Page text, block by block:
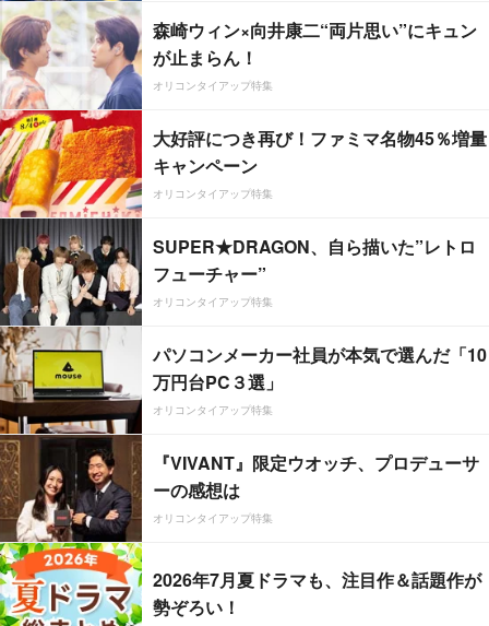
森崎ウィン×向井康二“両片思い”にキュン
が止まらん！
オリコンタイアップ特集
大好評につき再び！ファミマ名物45％増量
キャンペーン
オリコンタイアップ特集
SUPER★DRAGON、自ら描いた”レトロ
フューチャー”
オリコンタイアップ特集
パソコンメーカー社員が本気で選んだ「10
万円台PC３選」
オリコンタイアップ特集
『VIVANT』限定ウオッチ、プロデューサ
ーの感想は
オリコンタイアップ特集
2026年7月夏ドラマも、注目作＆話題作が
勢ぞろい！